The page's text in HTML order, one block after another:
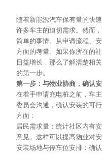
随着新能源汽车保有量的快
许多车主的迫切需求。然而
简单的事情。从申请流程、
方面的考量。如果你所在的
日益增长，那么了解清楚相
的第一步。
第一步：与物业协商，确认
在着手申请充电桩之前，车
委员会沟通，确认安装的可
方面：
居民需求量：统计社区内有
意见。这样可以提高物业对
安装场地与停车位安排：确